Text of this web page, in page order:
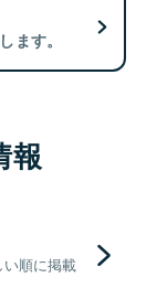
ます。
報
順に掲載